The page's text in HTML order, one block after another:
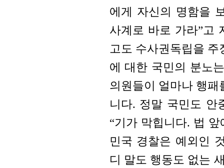
에게 자신의 명함을
사계로 바로 가라”고
고도 수사권독립을
에 대한 국민의 분노
의원들이 얼마나 행
니다. 정말 국민도
“기가 막힙니다. 법
민국 경찰은 예외인
디 말도 행동도 없는